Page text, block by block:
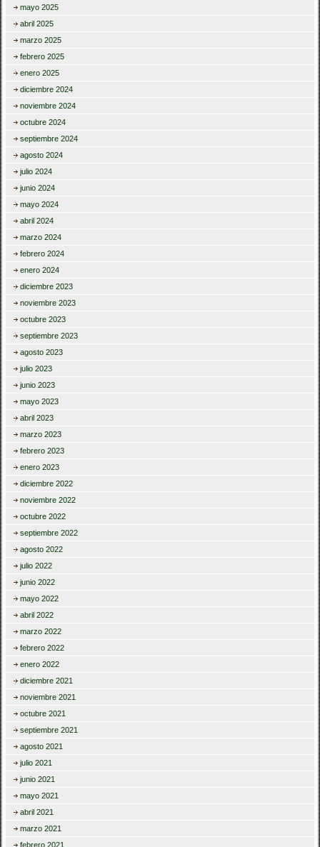
mayo 2025
abril 2025
marzo 2025
febrero 2025
enero 2025
diciembre 2024
noviembre 2024
octubre 2024
septiembre 2024
agosto 2024
julio 2024
junio 2024
mayo 2024
abril 2024
marzo 2024
febrero 2024
enero 2024
diciembre 2023
noviembre 2023
octubre 2023
septiembre 2023
agosto 2023
julio 2023
junio 2023
mayo 2023
abril 2023
marzo 2023
febrero 2023
enero 2023
diciembre 2022
noviembre 2022
octubre 2022
septiembre 2022
agosto 2022
julio 2022
junio 2022
mayo 2022
abril 2022
marzo 2022
febrero 2022
enero 2022
diciembre 2021
noviembre 2021
octubre 2021
septiembre 2021
agosto 2021
julio 2021
junio 2021
mayo 2021
abril 2021
marzo 2021
febrero 2021